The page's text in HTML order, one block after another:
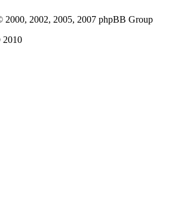
2000, 2002, 2005, 2007 phpBB Group